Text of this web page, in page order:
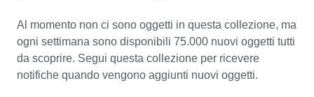
Al momento non ci sono oggetti in questa collezione, ma
ogni settimana sono disponibili 75.000 nuovi oggetti tutti
da scoprire. Segui questa collezione per ricevere
notifiche quando vengono aggiunti nuovi oggetti.